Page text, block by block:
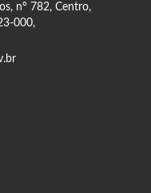
nº 782, Centro,
000,